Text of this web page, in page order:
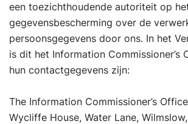
een toezichthoudende autoriteit op
gegevensbescherming over de
persoonsgegevens door ons. In het
is dit het Information Commissioner’s
hun contactgegevens zijn:
The Information Commissioner’s Office
Wycliffe House, Water Lane, Wilmslow,